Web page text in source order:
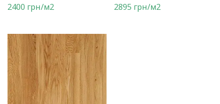
2400 грн/м2 2895 грн/м2